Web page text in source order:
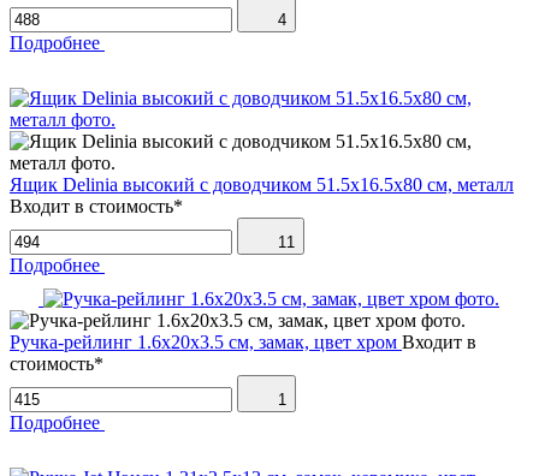
4
Подробнее
Ящик Delinia высокий с доводчиком 51.5х16.5х80 см, металл
Входит в стоимость*
11
Подробнее
Ручка-рейлинг 1.6х20х3.5 см, замак, цвет хром Входит в
стоимость*
1
Подробнее